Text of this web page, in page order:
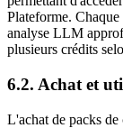
Plateforme.
analyse LLM
plusieurs crédits
6.2. Achat et
L'achat de packs de